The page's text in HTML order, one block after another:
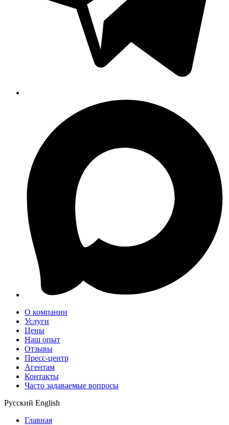
О компании
Услуги
Цены
Наш опыт
Отзывы
Пресс-центр
Агентам
Контакты
Часто задаваемые вопросы
Русский English
Главная